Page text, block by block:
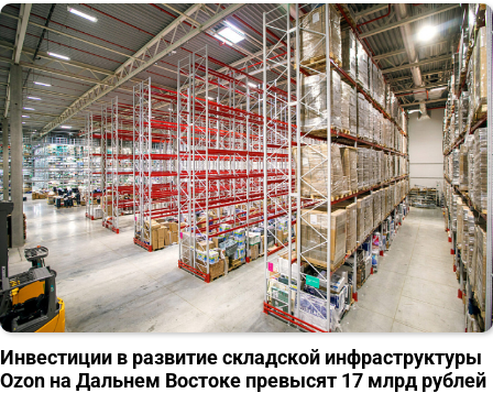
Инвестиции в развитие складской инфраструктуры
Ozon на Дальнем Востоке превысят 17 млрд рублей